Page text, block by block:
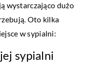
wystarczająco dużo
Oto kilka
w sypialni:
sypialni